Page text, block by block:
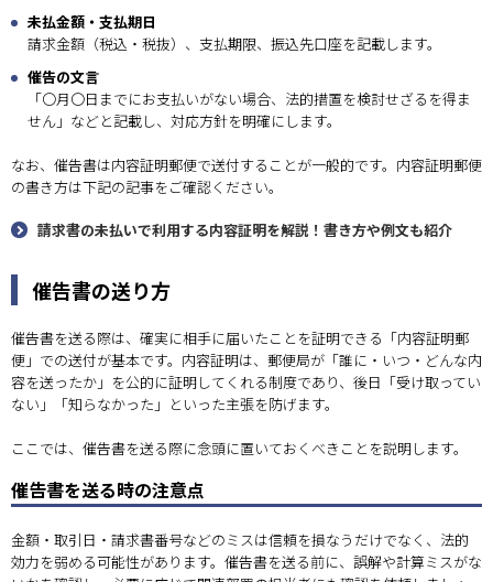
未払金額・支払期日
請求金額（税込・税抜）、支払期限、振込先口座を記載します。
催告の文言
「〇月〇日までにお支払いがない場合、法的措置を検討せざるを得ま
せん」などと記載し、対応方針を明確にします。
なお、催告書は内容証明郵便で送付することが一般的です。内容証明郵便
の書き方は下記の記事をご確認ください。
請求書の未払いで利用する内容証明を解説！書き方や例文も紹介
催告書の送り方
催告書を送る際は、確実に相手に届いたことを証明できる「内容証明郵
便」での送付が基本です。内容証明は、郵便局が「誰に・いつ・どんな内
容を送ったか」を公的に証明してくれる制度であり、後日「受け取ってい
ない」「知らなかった」といった主張を防げます。
ここでは、催告書を送る際に念頭に置いておくべきことを説明します。
催告書を送る時の注意点
金額・取引日・請求書番号などのミスは信頼を損なうだけでなく、法的
効力を弱める可能性があります。催告書を送る前に、誤解や計算ミスがな